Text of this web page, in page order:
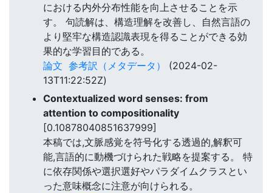
における内外分布性能を向上させることを示
す。 句読解は、構造理解を改善し、自然言語の
より堅牢な構造認識表現を得ることができる効
果的な学習目的である。
論文 参考訳（メタデータ）
(2024-02-
13T11:22:52Z)
Contextualized word senses: from
attention to compositionality
[0.10878040851637999]
本稿では,文脈感覚を符号化する透過的,解釈可
能,言語的に動機づけられた戦略を提案する。 特
に依存関係や選択選好やパラダイムクラスとい
った意味概念に注意が向けられる。